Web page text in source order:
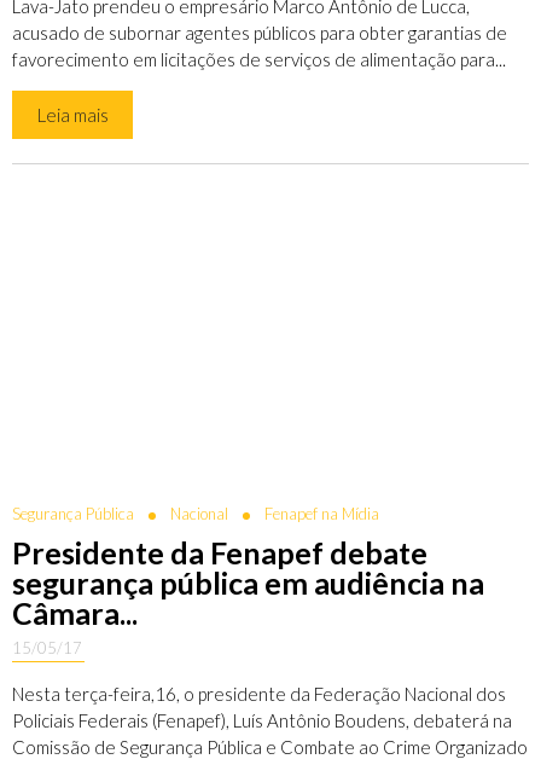
Lava-Jato prendeu o empresário Marco Antônio de Lucca,
acusado de subornar agentes públicos para obter garantias de
favorecimento em licitações de serviços de alimentação para...
Leia mais
Segurança Pública Nacional Fenapef na Mídia
Presidente da Fenapef debate
segurança pública em audiência na
Câmara...
15/05/17
Nesta terça-feira,16, o presidente da Federação Nacional dos
Policiais Federais (Fenapef), Luís Antônio Boudens, debaterá na
Comissão de Segurança Pública e Combate ao Crime Organizado